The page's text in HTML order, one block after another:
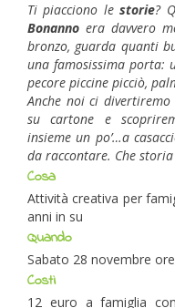
Ti piacciono lestorie?
Bonanno era davvero
bronzo, guarda quanti
una famosissima porta:
pecore piccine picciò,
Anche noi ci
su cartone e
insieme un po’…a
da raccontare. Che
Cosa
Attività creativa per
anni in su
Quando
Sabato 28 novembre
Costi
12 euro a famiglia